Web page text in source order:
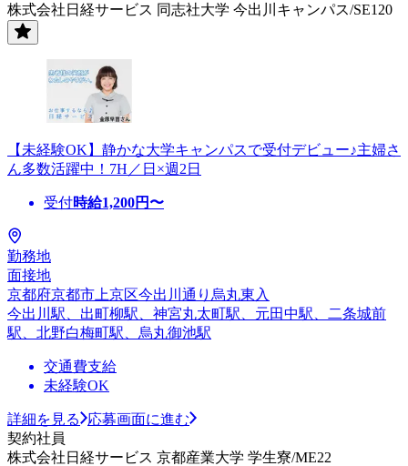
株式会社日経サービス 同志社大学 今出川キャンパス/SE120
【未経験OK】静かな大学キャンパスで受付デビュー♪主婦さ
ん多数活躍中！7H／日×週2日
受付時給1,200円〜
勤務地
面接地
京都府京都市上京区今出川通り烏丸東入
今出川駅、出町柳駅、神宮丸太町駅、元田中駅、二条城前
駅、北野白梅町駅、烏丸御池駅
交通費支給
未経験OK
詳細を見る
応募画面に進む
契約社員
株式会社日経サービス 京都産業大学 学生寮/ME22